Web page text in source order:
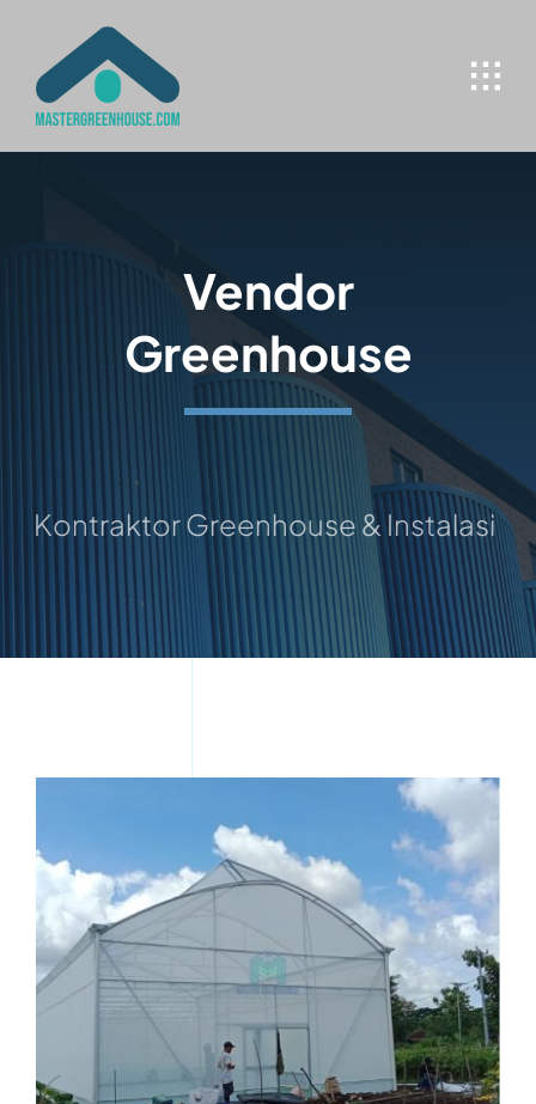
content
Vendor
Greenhouse
Greenhouse & Instalasi